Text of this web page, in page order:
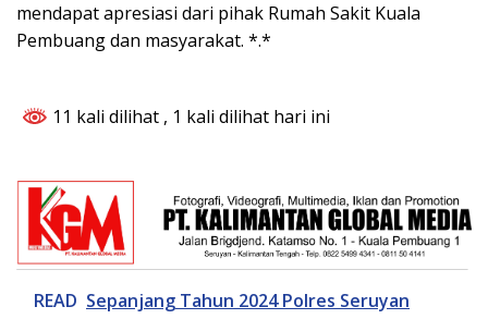
mendapat apresiasi dari pihak Rumah Sakit Kuala
Pembuang dan masyarakat. *.*
11 kali dilihat , 1 kali dilihat hari ini
READ Sepanjang Tahun 2024 Polres Seruyan